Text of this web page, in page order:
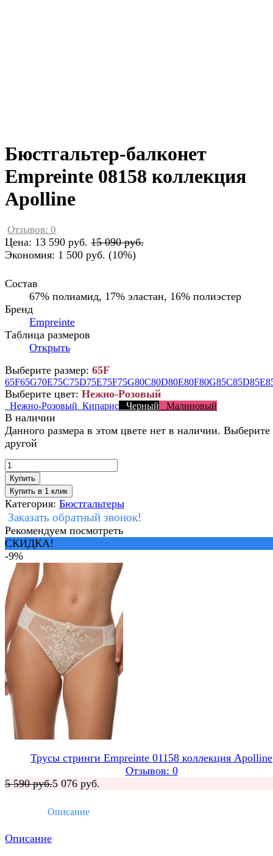
Бюстгальтер-балконет
Empreinte 08158 коллекция
Apolline
Отзывов: 0
Цена: 13 590 руб. 15 090 руб.
Экономия: 1 500 руб. (10%)
Состав
67% полиамид, 17% эластан, 16% полиэстер
Бренд
Empreinte
Таблица размеров
Открыть
Выберите размер: 65F
65F65G70E75C75D75E75F75G80C80D80E80F80G85C85D85E
Выберите цвет: Нежно-Розовый
Нежно-Розовый Кипарис Черный Малиновый
В наличии
Данного размера в этом цвете нет в наличии. Выберите
другой
Купить
Категория: Бюстгальтеры
Заказать обратный звонок!
Рекомендуем посмотреть
СКИДКА!
-9%
Трусы стринги Empreinte 01158 коллекция Apolline
Отзывов: 0
5 590 руб.5 076 руб.
Описание
Описание